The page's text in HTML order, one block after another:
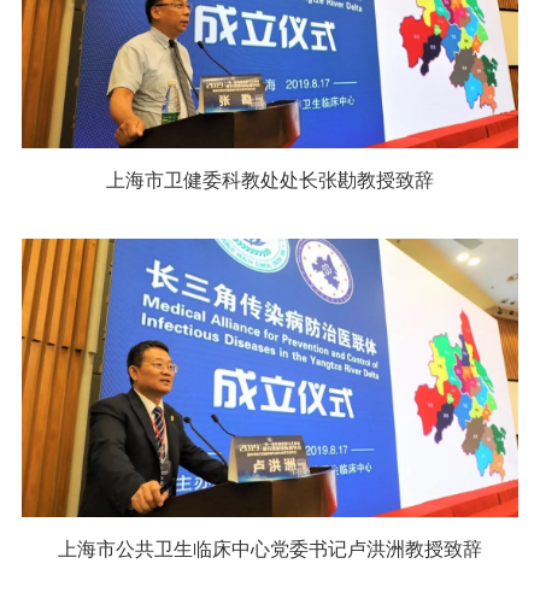
上海市卫健委科教处处长张勘教授致辞
上海市公共卫生临床中心党委书记卢洪洲教授致辞